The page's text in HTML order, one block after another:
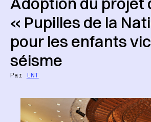
« Pupilles de la
pour les enfants
séisme
Par LNT